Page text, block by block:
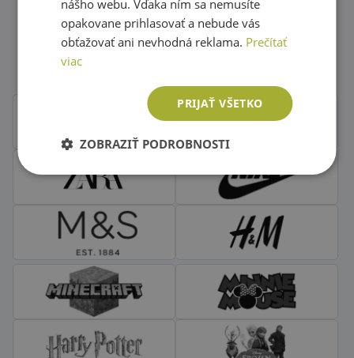
Obľúbené značky second hand
nášho webu. Vďaka ním sa nemusíte
opakovane prihlasovať a nebude vás
obťažovať ani nevhodná reklama. Prečítať
viac
PRIJAŤ VŠETKO
ZOBRAZIŤ PODROBNOSTI